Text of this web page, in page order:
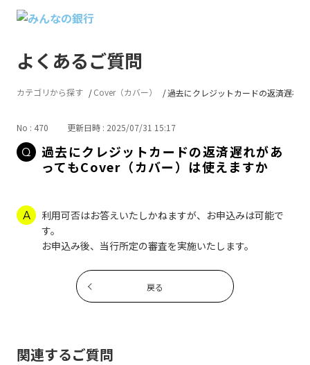
よくあるご質問
カテゴリから探す Cover（カバー） 過去にクレジットカードの返済遅れが
No : 470 更新日時 : 2025/07/31 15:17
過去にクレジットカードの返済遅れがあ
ってもCover（カバー）は使えますか
利用可否はお答えいたしかねますが、お申込みは可能で
す。
お申込み後、当行所定の審査を実施いたします。
戻る
関連するご質問